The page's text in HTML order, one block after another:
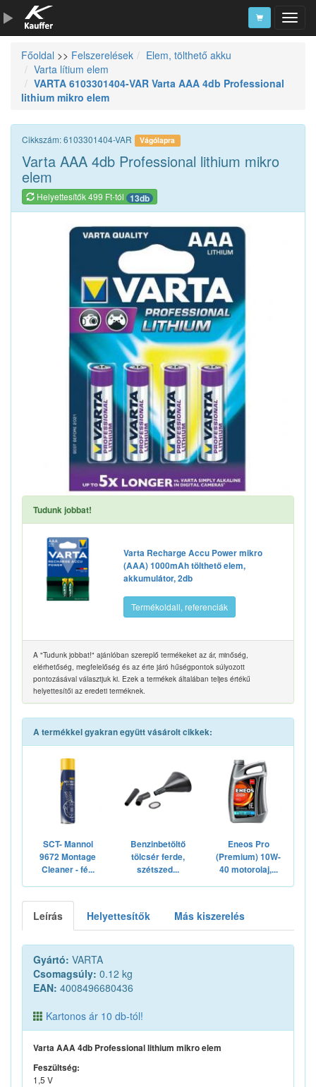
Szerszámkatalógus
Kosár
Főoldal >> Felszerelések
Elem, tölthető akku
Varta lítium elem
VARTA 6103301404-VAR Varta AAA 4db Professional
lithium mikro elem
Cikkszám: 6103301404-VAR Vágólapra
Varta AAA 4db Professional lithium mikro
elem
Helyettesítők 499 Ft-tól 13db
Tudunk jobbat!
Varta Recharge Accu Power mikro
(AAA) 1000mAh tölthető elem,
akkumulátor, 2db
Termékoldall, referenciák
A "Tudunk jobbat!" ajánlóban szereplő termékeket az ár, minőség,
elérhetőség, megfelelőség és az érte járó hűségpontok súlyozott
pontozásával választjuk ki. Ezek a termékek általában teljes értékű
helyettesítői az eredeti terméknek.
A termékkel gyakran együtt vásárolt cikkek:
SCT- Mannol
9672 Montage
Cleaner - fé...
Benzinbetöltő
tölcsér ferde,
szétszed...
Eneos Pro
(Premium) 10W-
40 motorolaj,...
Leírás Helyettesítők Más kiszerelés
Gyártó: VARTA
Csomagsúly: 0.12 kg
EAN: 4008496680436
Kartonos ár 10 db-tól!
Varta AAA 4db Professional lithium mikro elem
Feszültség:
1,5 V